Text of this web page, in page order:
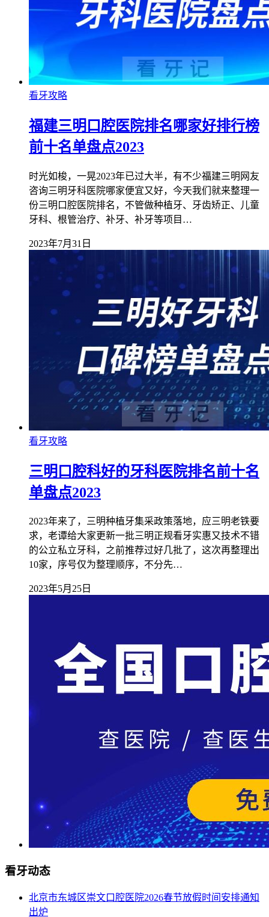
看牙攻略
福建三明口腔医院排名哪家好排行榜
前十名单盘点2023
时光如梭，一晃2023年已过大半，有不少福建三明网友
咨询三明牙科医院哪家便宜又好，今天我们就来整理一
份三明口腔医院排名，不管做种植牙、牙齿矫正、儿童
牙科、根管治疗、补牙、补牙等项目…
2023年7月31日
看牙攻略
三明口腔科好的牙科医院排名前十名
单盘点2023
2023年来了，三明种植牙集采政策落地，应三明老铁要
求，老谭给大家更新一批三明正规看牙实惠又技术不错
的公立私立牙科，之前推荐过好几批了，这次再整理出
10家，序号仅为整理顺序，不分先…
2023年5月25日
看牙动态
北京市东城区崇文口腔医院2026春节放假时间安排通知
出炉